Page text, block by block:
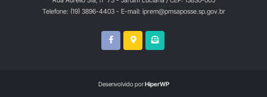
Telefone: (19) 3896-4403 - E-mail: iprem@pmsaposse.sp.gov.br
Desenvolvido porHiperWP